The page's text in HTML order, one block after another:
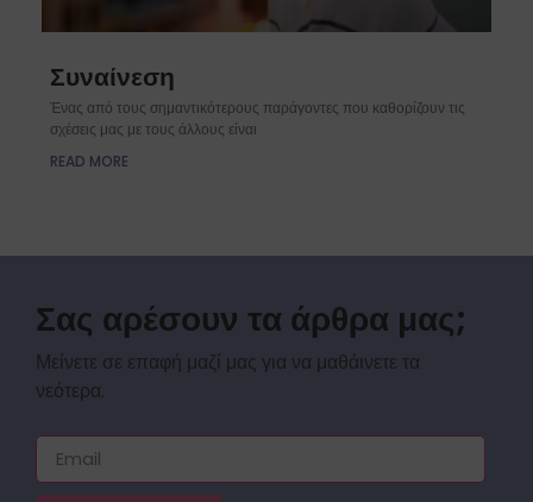
Συναίνεση
Ένας από τους σημαντικότερους παράγοντες που καθορίζουν τις
σχέσεις μας με τους άλλους είναι
READ MORE
Σας αρέσουν τα άρθρα μας;
Μείνετε σε επαφή μαζί μας για να μαθάινετε τα
νεότερα.